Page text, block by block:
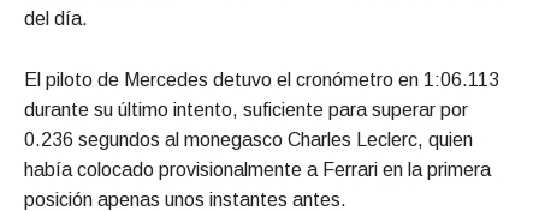
del día.
El piloto de Mercedes detuvo el cronómetro en 1:06.113
durante su último intento, suficiente para superar por
0.236 segundos al monegasco Charles Leclerc, quien
había colocado provisionalmente a Ferrari en la primera
posición apenas unos instantes antes.